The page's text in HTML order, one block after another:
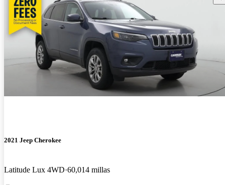
2021 Jeep Cherokee
Latitude Lux 4WD 60,014 millas